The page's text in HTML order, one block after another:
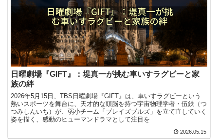
日曜劇場『GIFT』：堤真一が挑む車いすラグビーと家
族の絆
2026年5月15日、TBS日曜劇場『GIFT』は、車いすラグビーという
熱いスポーツを舞台に、天才的な頭脳を持つ宇宙物理学者・伍鉄（つ
つみしんいち）が、弱小チーム「ブレイズブルズ」を立て直していく
姿を描く、感動のヒューマンドラマとして注目を
2026.05.15